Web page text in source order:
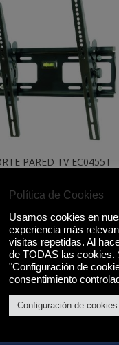
PARED TV EC0455T
Política de Cookies
Usamos cookies en
experiencia más
visitas repetidas. Al
de TODAS las cookies.
"Configuración de
consentimiento
Configuración de cookies